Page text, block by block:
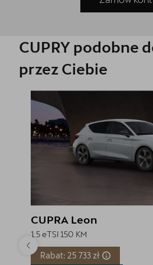
CUPRY podobne
przez Ciebie
CUPRA Leon
1.5 eTSI 150 KM
Rabat: 25 733 zł